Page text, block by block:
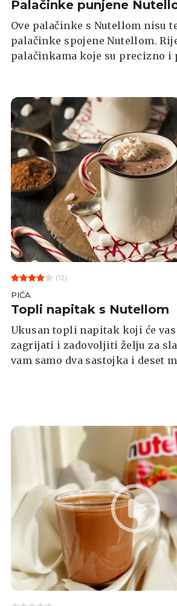
Palačinke punjene
Ove palačinke s Nutellom nisu
palačinke spojene Nutellom.
palačinkama koje su precizno i
receptu.
(12)
PIĆA
Topli napitak s Nutellom
Ukusan topli napitak koji će
zagrijati i zadovoljiti želju za
vam samo dva sastojka i deset